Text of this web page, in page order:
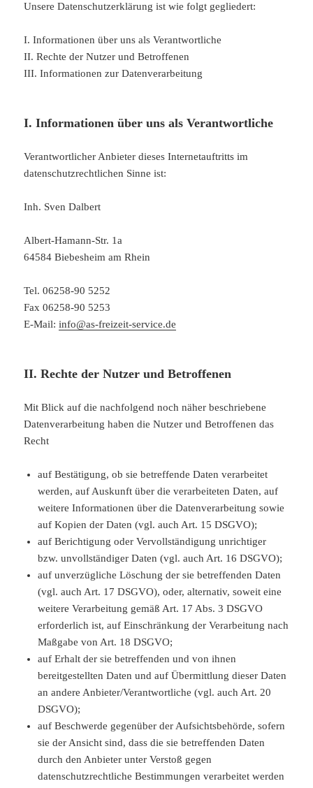
Unsere Datenschutzerklärung ist wie folgt gegliedert:
I. Informationen über uns als Verantwortliche
II. Rechte der Nutzer und Betroffenen
III. Informationen zur Datenverarbeitung
I. Informationen über uns als Verantwortliche
Verantwortlicher Anbieter dieses Internetauftritts im
datenschutzrechtlichen Sinne ist:
Inh. Sven Dalbert
Albert-Hamann-Str. 1a
64584 Biebesheim am Rhein
Tel. 06258-90 5252
Fax 06258-90 5253
E-Mail:info@as-freizeit-service.de
II. Rechte der Nutzer und Betroffenen
Mit Blick auf die nachfolgend noch näher beschriebene
Datenverarbeitung haben die Nutzer und Betroffenen das
Recht
auf Bestätigung, ob sie betreffende Daten verarbeitet
werden, auf Auskunft über die verarbeiteten Daten, auf
weitere Informationen über die Datenverarbeitung sowie
auf Kopien der Daten (vgl. auch Art. 15 DSGVO);
auf Berichtigung oder Vervollständigung unrichtiger
bzw. unvollständiger Daten (vgl. auch Art. 16 DSGVO);
auf unverzügliche Löschung der sie betreffenden Daten
(vgl. auch Art. 17 DSGVO), oder, alternativ, soweit eine
weitere Verarbeitung gemäß Art. 17 Abs. 3 DSGVO
erforderlich ist, auf Einschränkung der Verarbeitung nach
Maßgabe von Art. 18 DSGVO;
auf Erhalt der sie betreffenden und von ihnen
bereitgestellten Daten und auf Übermittlung dieser Daten
an andere Anbieter/Verantwortliche (vgl. auch Art. 20
DSGVO);
auf Beschwerde gegenüber der Aufsichtsbehörde, sofern
sie der Ansicht sind, dass die sie betreffenden Daten
durch den Anbieter unter Verstoß gegen
datenschutzrechtliche Bestimmungen verarbeitet werden